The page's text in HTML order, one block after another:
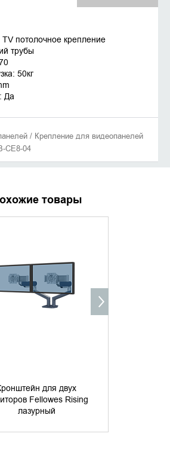
потолочное крепление
трубы
50кг
Да
/ Крепление для видеопанелей
CE8-04
товары
для двух
Fellowes Rising
лазурный